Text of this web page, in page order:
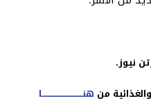
نيوز.
من هنـــــــــــــــــــــــــــــا